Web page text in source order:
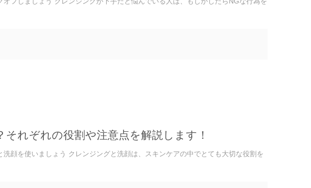
れぞれの役割や注意点を解説します！
顔を使いましょう クレンジングと洗顔は、スキンケアの中でとても大切な役割を